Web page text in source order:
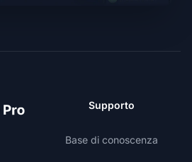
Supporto
Base di conoscenza